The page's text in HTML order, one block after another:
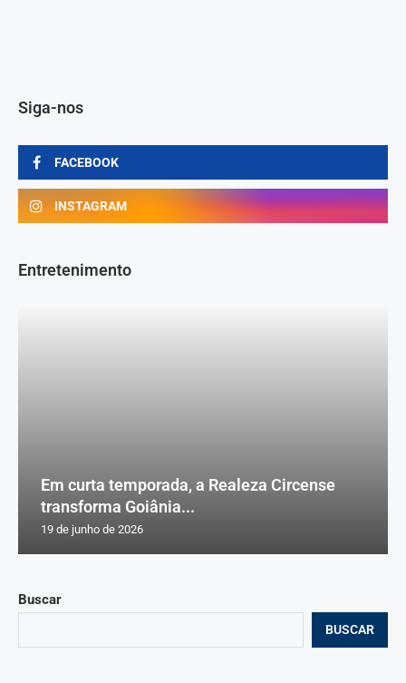
Buscar
BUSCAR
Siga-nos
FACEBOOK
INSTAGRAM
Entretenimento
Em curta temporada, a Realeza Circense
transforma Goiânia...
19 de junho de 2026